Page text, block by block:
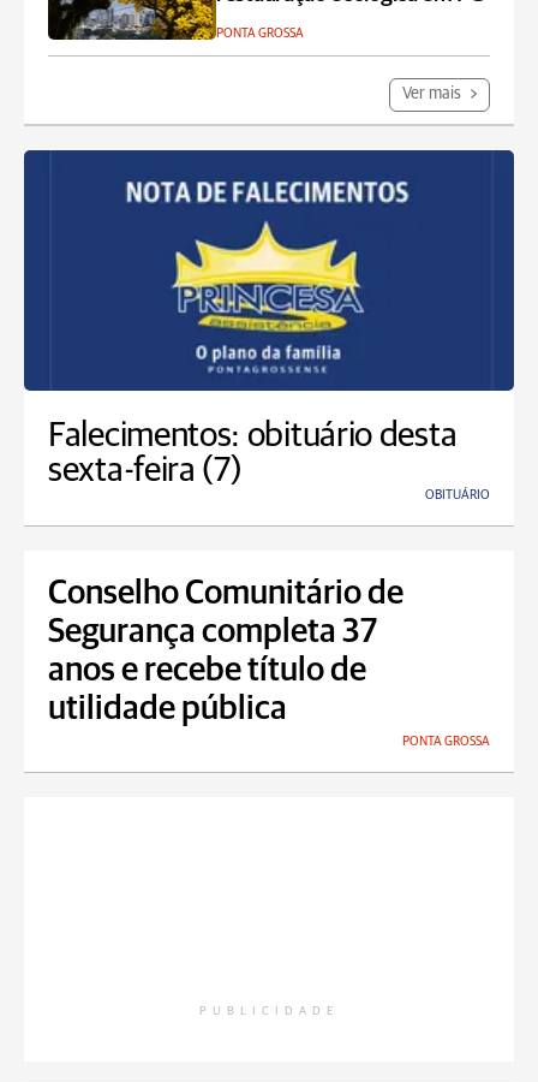
PONTA GROSSA
Ver mais
Falecimentos: obituário desta
sexta-feira (7)
OBITUÁRIO
Conselho Comunitário de
Segurança completa 37
anos e recebe título de
utilidade pública
PONTA GROSSA
PUBLICIDADE